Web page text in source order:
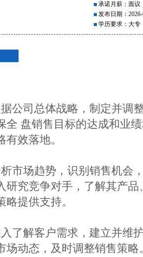
承诺月薪：面议
发布日期：
学历要求：大专
公司总体战略，制定并调
全 盘销售目标的达成和业
效落地。
市场趋势，识别销售机会
研究竞争对手，了解其产
提供支持。
了解客户需求，建立并维
场动态，及时调整销售策